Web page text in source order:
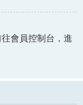
會員控制台，進